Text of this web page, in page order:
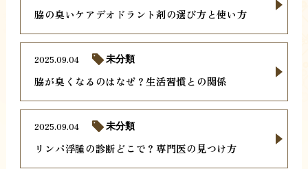
脇の臭いケアデオドラント剤の選び方と使い方
脇が臭くなるのはなぜ？生活習慣との関係
2025.09.04 未分類
リンパ浮腫の診断どこで？専門医の見つけ方
2025.09.04 未分類